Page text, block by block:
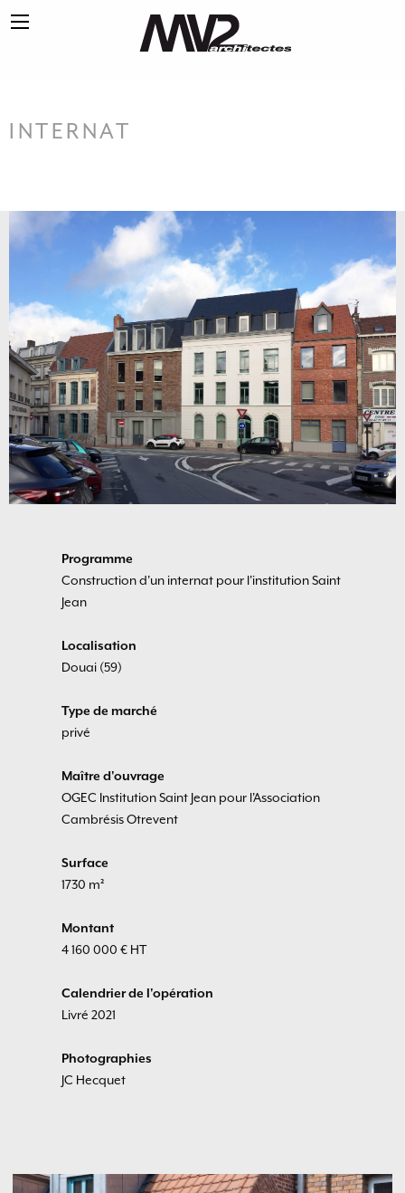
INTERNAT
Programme
Construction d'un internat pour l'institution Saint
Jean
Localisation
Douai (59)
Type de marché
privé
Maître d'ouvrage
OGEC Institution Saint Jean pour l'Association
Cambrésis Otrevent
Surface
1730 m²
Montant
4 160 000 € HT
Calendrier de l'opération
Livré 2021
Photographies
JC Hecquet